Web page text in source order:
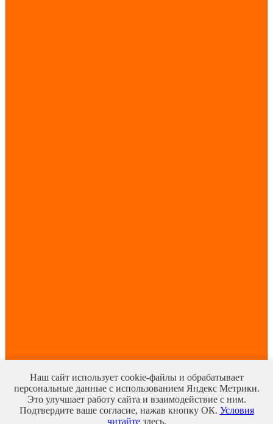
Наш сайт использует cookie-файлы и обрабатывает
персональные данные с использованием Яндекс Метрики.
Это улучшает работу сайта и взаимодействие с ним.
Подтвердите ваше согласие, нажав кнопку ОК. Условия
читайтездесь.